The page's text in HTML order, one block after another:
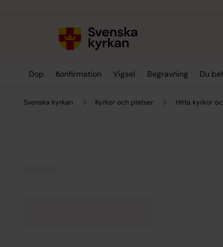
Dop Konfirmation Vigsel Begravning Du
Svenska kyrkan Kyrkor och platser Hitta kyrkor